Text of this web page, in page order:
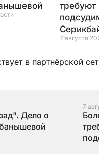
требуют
7 августа
в партнёрской
Дело о
7